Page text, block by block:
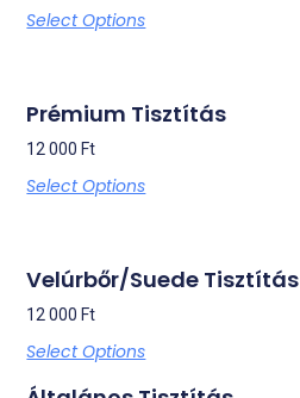
Select Options
Prémium Tisztítás
12 000 Ft
Select Options
Velúrbőr/Suede Tisztítás
12 000 Ft
Select Options